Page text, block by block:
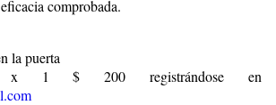
comprobada.
la puerta
x 1 $ 200 registrándose en